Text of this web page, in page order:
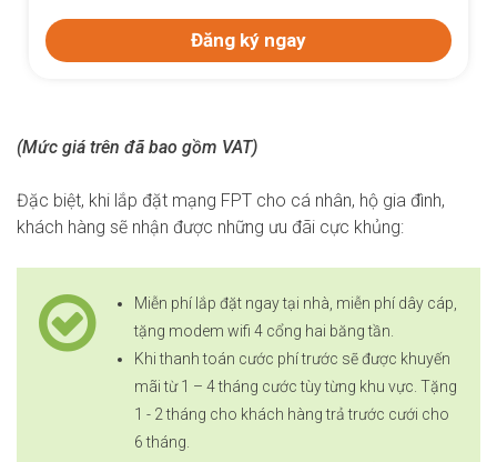
Đăng ký ngay
(Mức giá trên đã bao gồm VAT)
Đặc biệt, khi lắp đặt mạng FPT cho cá nhân, hộ gia đình,
khách hàng sẽ nhận được những ưu đãi cực khủng:
Miễn phí lắp đặt ngay tại nhà, miễn phí dây cáp,
tặng modem wifi 4 cổng hai băng tần.
Khi thanh toán cước phí trước sẽ được khuyến
mãi từ 1 – 4 tháng cước tùy từng khu vực. Tặng
1 - 2 tháng cho khách hàng trả trước cưới cho
6 tháng.